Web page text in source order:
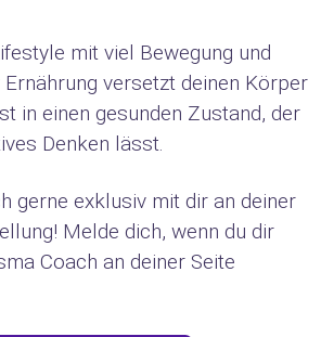
mit viel Bewegung und
versetzt deinen Körper
in einen gesunden Zustand, der
Denken lässt.
gerne exklusiv mit dir an deiner
Melde dich, wenn du dir
Coach an deiner Seite